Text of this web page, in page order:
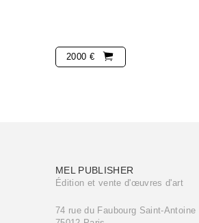
2000 €
MEL PUBLISHER
Édition et vente d'œuvres d'art
74 rue du Faubourg Saint-Antoine